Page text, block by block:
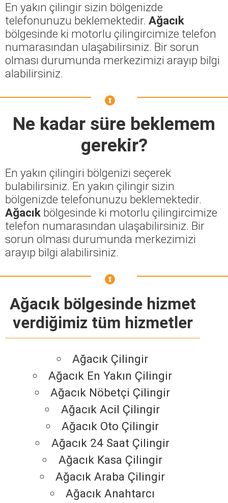
En yakın çilingir sizin bölgenizde
telefonunuzu beklemektedir. Ağacık
bölgesinde ki motorlu çilingircimize telefon
numarasından ulaşabilirsiniz. Bir sorun
olması durumunda merkezimizi arayıp bilgi
alabilirsiniz.
Ne kadar süre beklemem
gerekir?
En yakın çilingiri bölgenizi seçerek
bulabilirsiniz. En yakın çilingir sizin
bölgenizde telefonunuzu beklemektedir.
Ağacık bölgesinde ki motorlu çilingircimize
telefon numarasından ulaşabilirsiniz. Bir
sorun olması durumunda merkezimizi
arayıp bilgi alabilirsiniz.
Ağacık bölgesinde hizmet
verdiğimiz tüm hizmetler
Ağacık Çilingir
Ağacık En Yakın Çilingir
Ağacık Nöbetçi Çilingir
Ağacık Acil Çilingir
Ağacık Oto Çilingir
Ağacık 24 Saat Çilingir
Ağacık Kasa Çilingir
Ağacık Araba Çilingir
Ağacık Anahtarcı